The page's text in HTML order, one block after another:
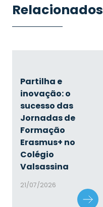
Relacionados
Partilha e
inovação: o
sucesso das
Jornadas de
Formação
Erasmus+ no
Colégio
Valsassina
21/07/2026